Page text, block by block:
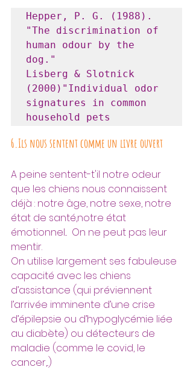
Hepper, P. G. (1988).
"The discrimination of
human odour by the
dog."
Lisberg & Slotnick
(2000)"Individual odor
signatures in common
household pets
6.Ils nous sentent comme un livre ouvert
A peine sentent-t'il notre odeur
que les chiens nous connaissent
déjà : notre âge, notre sexe, notre
état de santé,notre état
émotionnel...  On ne peut pas leur
mentir.
On utilise largement ses fabuleuse
capacité avec les chiens
d’assistance (qui préviennent
l’arrivée imminente d’une crise
d’épilepsie ou d’hypoglycémie liée
au diabète) ou détecteurs de
maladie (comme le covid, le
cancer,..)